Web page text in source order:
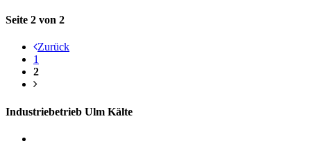
Seite 2 von 2
Zurück
1
2
Industriebetrieb Ulm Kälte